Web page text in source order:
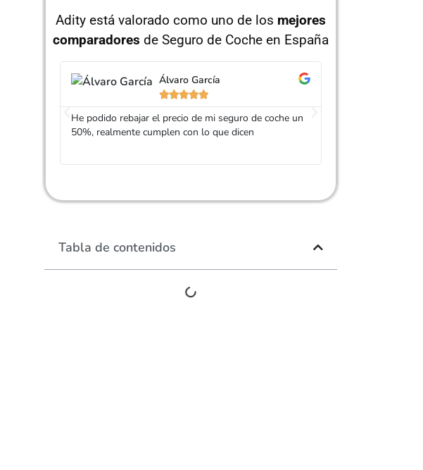
Adity está valorado como uno de los mejores
comparadores de Seguro de Coche en España
Álvaro García

He podido rebajar el precio de mi seguro de coche un
50%, realmente cumplen con lo que dicen
Tabla de contenidos